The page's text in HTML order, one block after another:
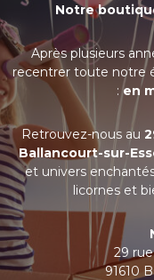
Notre
Après plusieurs
recentrer toute notre
:en
Retrouvez-nous au
Ballancourt-sur-
et univers
licornes et
29
91610